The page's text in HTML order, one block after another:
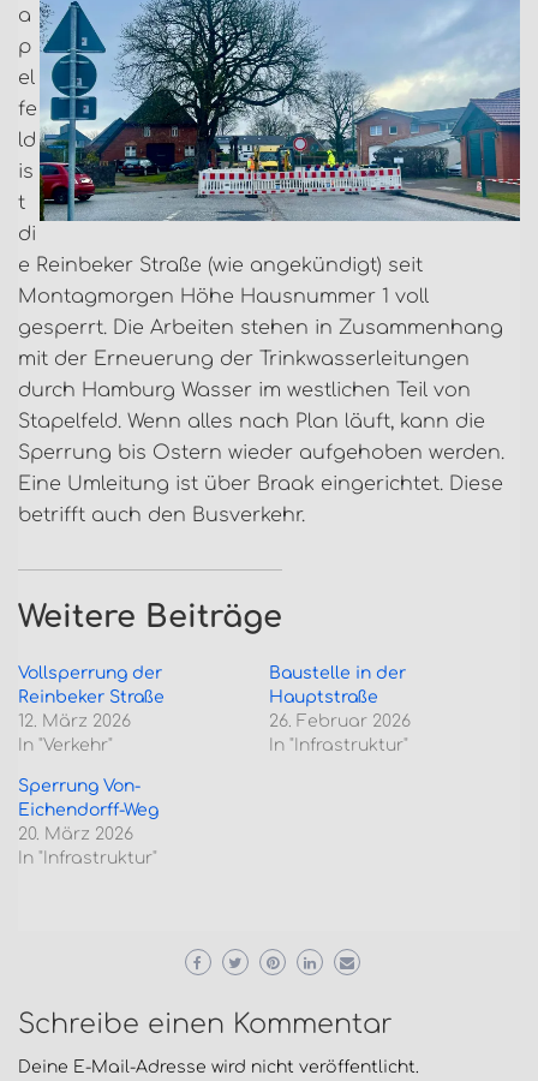
a
p
el
fe
ld
is
t
di
e Reinbeker Straße (wie angekündigt) seit
Montagmorgen Höhe Hausnummer 1 voll
gesperrt. Die Arbeiten stehen in Zusammenhang
mit der Erneuerung der Trinkwasserleitungen
durch Hamburg Wasser im westlichen Teil von
Stapelfeld. Wenn alles nach Plan läuft, kann die
Sperrung bis Ostern wieder aufgehoben werden.
Eine Umleitung ist über Braak eingerichtet. Diese
betrifft auch den Busverkehr.
Weitere Beiträge
Vollsperrung der
Reinbeker Straße
12. März 2026
In "Verkehr"
Baustelle in der
Hauptstraße
26. Februar 2026
In "Infrastruktur"
Sperrung Von-
Eichendorff-Weg
20. März 2026
In "Infrastruktur"
Schreibe einen Kommentar
Deine E-Mail-Adresse wird nicht veröffentlicht.